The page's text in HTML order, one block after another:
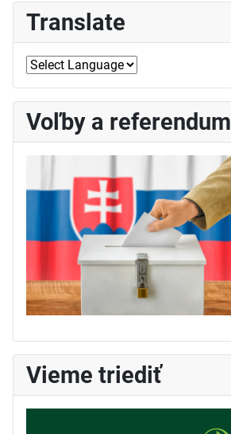
Translate
Voľby a referendum
Vieme triediť